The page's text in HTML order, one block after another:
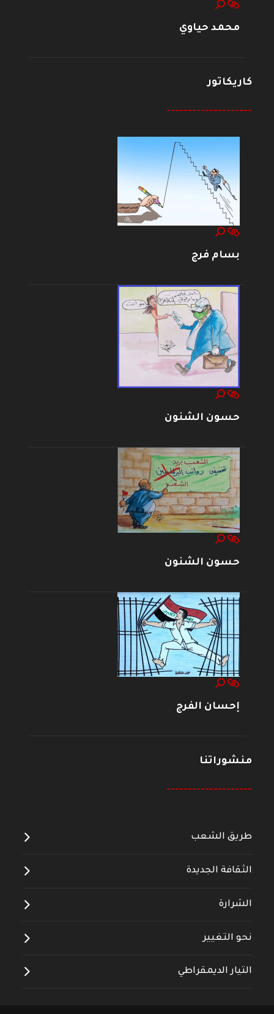
محمد حياوي
كاريكاتور
--------------------
بسام فرج
حسون الشنون
حسون الشنون
إحسان الفرج
منشوراتنا
--------------------
طريق الشعب
الثقافة الجديدة
الشرارة
نحو التغيير
التيار الديمقراطي